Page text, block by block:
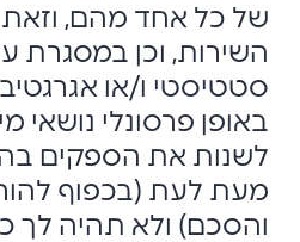
של כל אחד מהם,
השירות, וכן במסגרת
סטטיסטי ו/או
באופן פרסונלי נושאי
לשנות את הספקים
מעת לעת (בכפוף
והסכם) ולא תהיה לך